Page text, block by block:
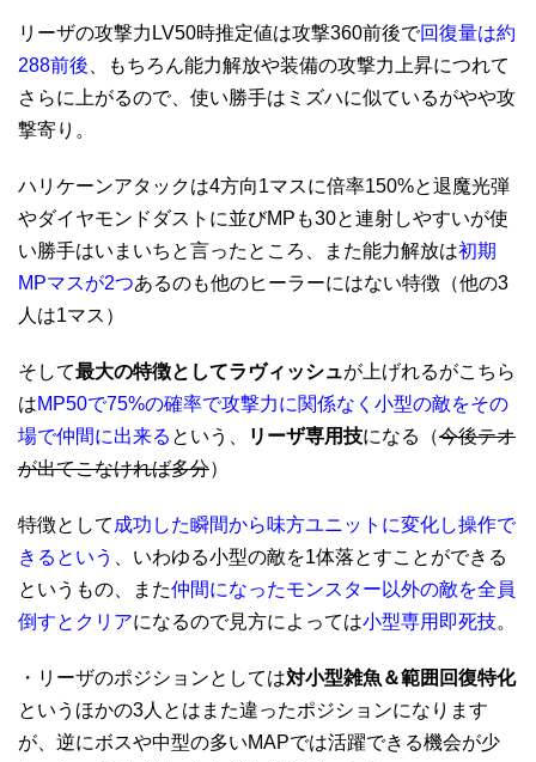
リーザの攻撃力LV50時推定値は攻撃360前後で回復量は約
288前後 、もちろん能力解放や装備の攻撃力上昇につれて
さらに上がるので、使い勝手はミズハに似ているがやや攻
撃寄り。
ハリケーンアタックは4方向1マスに倍率150%と退魔光弾
やダイヤモンドダストに並びMPも30と連射しやすいが使
い勝手はいまいちと言ったところ、また能力解放は初期
MPマスが2つあるのも他のヒーラーにはない特徴（他の3
人は1マス）
そして最大の特徴としてラヴィッシュが上げれるがこちら
はMP50で75%の確率で攻撃力に関係なく小型の敵をその
場で仲間に出来る という、 リーザ専用技になる（今後テオ
が出てこなければ多分）
特徴として 成功した瞬間から味方ユニットに変化し操作で
きるという
、いわゆる小型の敵を1体落とすことができる
というもの、また仲間になったモンスター以外の敵を全員
倒すとクリアになるので見方によっては小型専用即死技。
・リーザのポジションとしては対小型雑魚＆範囲回復特化
というほかの3人とはまた違ったポジションになります
が、逆にボスや中型の多いMAPでは活躍できる機会が少